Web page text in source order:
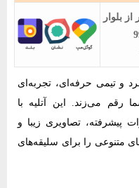
بلوار
و تیمی حرفه‌ای، تجربه‌ای
رقم می‌زند. این آتلیه با
پیشرفته، تصاویری زیبا و
متنوعی را برای سلیقه‌های